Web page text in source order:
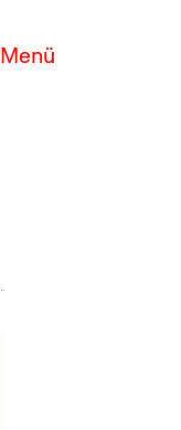
Menü